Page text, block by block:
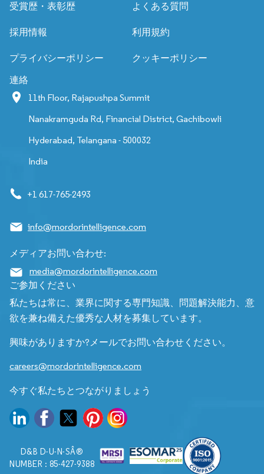
受賞歴・表彰歴 よくある質問
採用情報 利用規約
プライバシーポリシー クッキーポリシー
連絡
11th Floor, Rajapushpa Summit
Nanakramguda Rd, Financial District, Gachibowli
Hyderabad, Telangana - 500032
India
+1 617-765-2493
info@mordorintelligence.com
メディアお問い合わせ:
media@mordorintelligence.com
ご参加ください
私たちは常に、業界に関する専門知識、問題解決能力、意
欲を兼ね備えた優秀な人材を募集しています。
興味がありますか?メールでお問い合わせください。
careers@mordorintelligence.com
今すぐ私たちとつながりましょう
D&B D-U-N-SÂ®
NUMBER : 85-427-9388